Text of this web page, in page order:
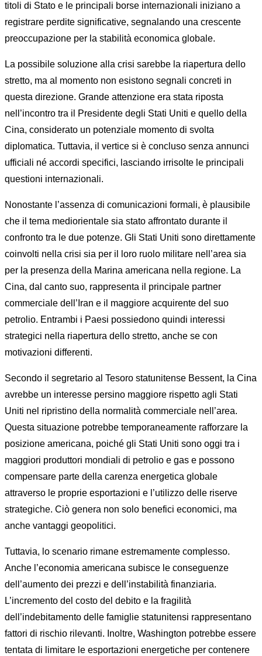
titoli di Stato e le principali borse internazionali iniziano a
registrare perdite significative, segnalando una crescente
preoccupazione per la stabilità economica globale.
La possibile soluzione alla crisi sarebbe la riapertura dello
stretto, ma al momento non esistono segnali concreti in
questa direzione. Grande attenzione era stata riposta
nell’incontro tra il Presidente degli Stati Uniti e quello della
Cina, considerato un potenziale momento di svolta
diplomatica. Tuttavia, il vertice si è concluso senza annunci
ufficiali né accordi specifici, lasciando irrisolte le principali
questioni internazionali.
Nonostante l’assenza di comunicazioni formali, è plausibile
che il tema mediorientale sia stato affrontato durante il
confronto tra le due potenze. Gli Stati Uniti sono direttamente
coinvolti nella crisi sia per il loro ruolo militare nell’area sia
per la presenza della Marina americana nella regione. La
Cina, dal canto suo, rappresenta il principale partner
commerciale dell’Iran e il maggiore acquirente del suo
petrolio. Entrambi i Paesi possiedono quindi interessi
strategici nella riapertura dello stretto, anche se con
motivazioni differenti.
Secondo il segretario al Tesoro statunitense Bessent, la Cina
avrebbe un interesse persino maggiore rispetto agli Stati
Uniti nel ripristino della normalità commerciale nell’area.
Questa situazione potrebbe temporaneamente rafforzare la
posizione americana, poiché gli Stati Uniti sono oggi tra i
maggiori produttori mondiali di petrolio e gas e possono
compensare parte della carenza energetica globale
attraverso le proprie esportazioni e l’utilizzo delle riserve
strategiche. Ciò genera non solo benefici economici, ma
anche vantaggi geopolitici.
Tuttavia, lo scenario rimane estremamente complesso.
Anche l’economia americana subisce le conseguenze
dell’aumento dei prezzi e dell’instabilità finanziaria.
L’incremento del costo del debito e la fragilità
dell’indebitamento delle famiglie statunitensi rappresentano
fattori di rischio rilevanti. Inoltre, Washington potrebbe essere
tentata di limitare le esportazioni energetiche per contenere